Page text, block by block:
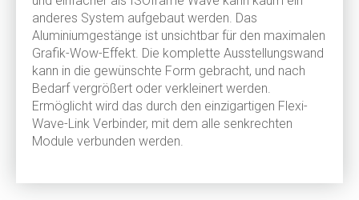
anderes System aufgebaut werden. Das
Aluminiumgestänge ist unsichtbar für den maximalen
Grafik-Wow-Effekt. Die komplette Ausstellungswand
kann in die gewünschte Form gebracht, und nach
Bedarf vergrößert oder verkleinert werden.
Ermöglicht wird das durch den einzigartigen Flexi-
Wave-Link Verbinder, mit dem alle senkrechten
Module verbunden werden.